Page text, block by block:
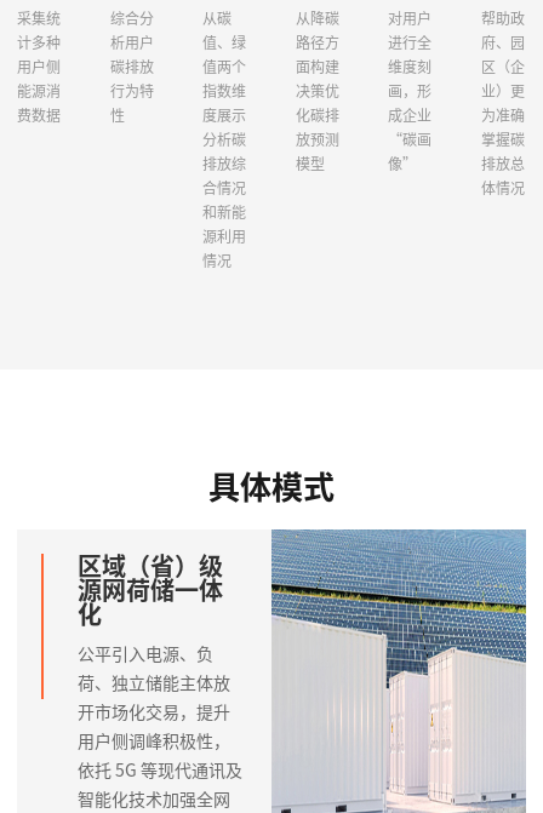
采集统
计多种
用户侧
能源消
费数据
综合分
析用户
碳排放
行为特
性
从碳
值、绿
值两个
指数维
度展示
分析碳
排放综
合情况
和新能
源利用
情况
从降碳
路径方
面构建
决策优
化碳排
放预测
模型
对用户
进行全
维度刻
画，形
成企业
“碳画
像”
帮助政
府、园
区（企
业）更
为准确
掌握碳
排放总
体情况
具体模式
区域（省）级
源网荷储一体
化
公平引入电源、负
荷、独立储能主体放
开市场化交易，提升
用户侧调峰积极性，
依托 5G 等现代通讯及
智能化技术加强全网